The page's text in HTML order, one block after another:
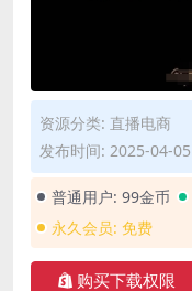
资源分类: 直播电商
发布时间: 2025-04-05
普通用户: 99金币
永久会员: 免费
购买下载权限